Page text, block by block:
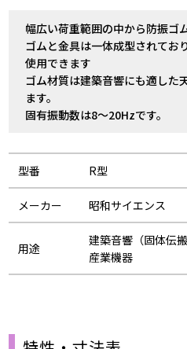
幅広い荷重範囲の中から防振ゴ
ゴムと金具は一体成型されてお
使用できます
ゴム材質は建築音響にも適した
ます。
固有振動数は8～20Hzです。
型番 R型
メーカー 昭和サイエンス
用途
建築音響（固体伝搬
産業機器